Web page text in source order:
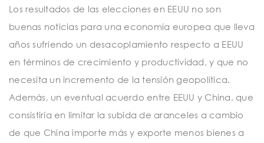
Los resultados de las elecciones en EEUU no son
buenas noticias para una economía europea que lleva
años sufriendo un desacoplamiento respecto a EEUU
en términos de crecimiento y productividad, y que no
necesita un incremento de la tensión geopolítica.
Además, un eventual acuerdo entre EEUU y China, que
consistiría en limitar la subida de aranceles a cambio
de que China importe más y exporte menos bienes a